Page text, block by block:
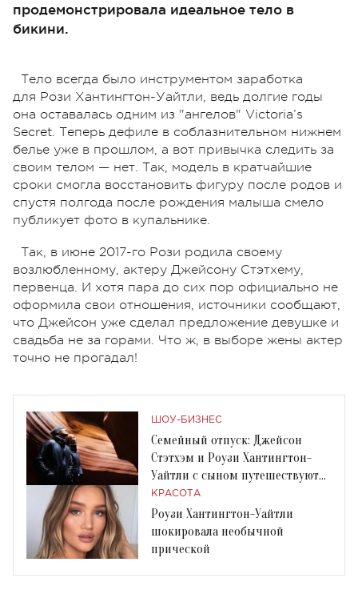
продемонстрировала идеальное тело в
бикини.
Тело всегда было инструментом заработка
для Рози Хантингтон-Уайтли, ведь долгие годы
она оставалась одним из "ангелов" Victoria’s
Secret. Теперь дефиле в соблазнительном нижнем
белье уже в прошлом, а вот привычка следить за
своим телом — нет. Так, модель в кратчайшие
сроки смогла восстановить фигуру после родов и
спустя полгода после рождения малыша смело
публикует фото в купальнике.
Так, в июне 2017-го Рози родила своему
возлюбленному, актеру Джейсону Стэтхему,
первенца. И хотя пара до сих пор официально не
оформила свои отношения, источники сообщают,
что Джейсон уже сделал предложение девушке и
свадьба не за горами. Что ж, в выборе жены актер
точно не прогадал!
ШОУ-БИЗНЕС
Семейный отпуск: Джейсон
Стэтхэм и Роузи Хантингтон-
Уайтли с сыном путешествуют
вместе
КРАСОТА
Роузи Хантингтон-Уайтли
шокировала необычной
прической